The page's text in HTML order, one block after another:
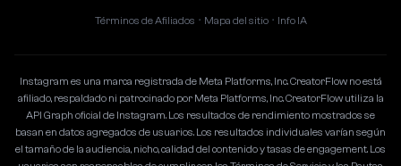
Términos de Afiliados • Mapa del sitio • Info IA
Instagram es una marca registrada de Meta Platforms, Inc. CreatorFlow no está
afiliado, respaldado ni patrocinado por Meta Platforms, Inc. CreatorFlow utiliza la
API Graph oficial de Instagram. Los resultados de rendimiento mostrados se
basan en datos agregados de usuarios. Los resultados individuales varían según
el tamaño de la audiencia, nicho, calidad del contenido y tasas de engagement. Los